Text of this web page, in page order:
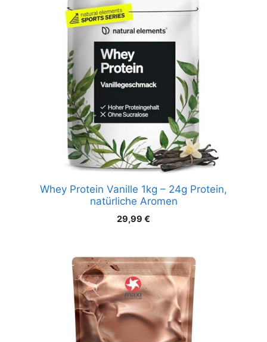
Whey Protein Vanille 1kg – 24g Protein,
natürliche Aromen
29,99 €